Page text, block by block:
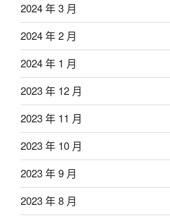
2024 年 3 月
2024 年 2 月
2024 年 1 月
2023 年 12 月
2023 年 11 月
2023 年 10 月
2023 年 9 月
2023 年 8 月